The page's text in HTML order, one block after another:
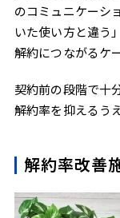
のコミュニケーシ
いた使い方と違う
解約につながるケ
契約前の段階で十
解約率を抑えるう
解約率改善